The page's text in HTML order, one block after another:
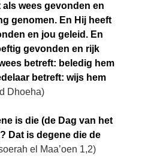
als wees gevonden en
genomen. En Hij heeft
en jou geleid. En
gevonden en rijk
betreft: beledig hem
betreft: wijs hem
Dhoeha)
is die (de Dag van het
Dat is degene die de
el Maa’oen 1,2)